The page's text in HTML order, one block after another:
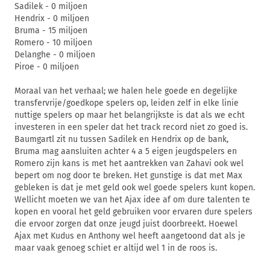
Sadilek - 0 miljoen
Hendrix - 0 miljoen
Bruma - 15 miljoen
Romero - 10 miljoen
Delanghe - 0 miljoen
Piroe - 0 miljoen
Moraal van het verhaal; we halen hele goede en degelijke
transfervrije/goedkope spelers op, leiden zelf in elke linie
nuttige spelers op maar het belangrijkste is dat als we echt
investeren in een speler dat het track record niet zo goed is.
Baumgartl zit nu tussen Sadilek en Hendrix op de bank,
Bruma mag aansluiten achter 4 a 5 eigen jeugdspelers en
Romero zijn kans is met het aantrekken van Zahavi ook wel
bepert om nog door te breken. Het gunstige is dat met Max
gebleken is dat je met geld ook wel goede spelers kunt kopen.
Wellicht moeten we van het Ajax idee af om dure talenten te
kopen en vooral het geld gebruiken voor ervaren dure spelers
die ervoor zorgen dat onze jeugd juist doorbreekt. Hoewel
Ajax met Kudus en Anthony wel heeft aangetoond dat als je
maar vaak genoeg schiet er altijd wel 1 in de roos is.